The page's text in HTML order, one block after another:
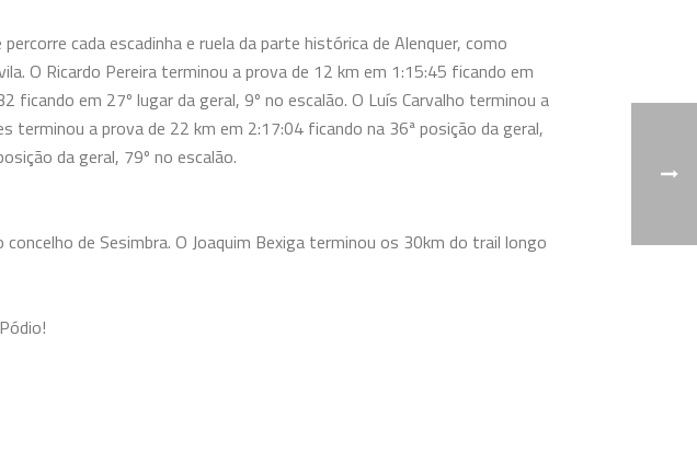
cada escadinha e ruela da parte histórica de Alenquer, como
O Ricardo Pereira terminou a prova de 12 km em 1:15:45 ficando em
ficando em 27º lugar da geral, 9º no escalão. O Luís Carvalho terminou a
terminou a prova de 22 km em 2:17:04 ficando na 36ª posição da geral,
da geral, 79º no escalão.
de Sesimbra. O Joaquim Bexiga terminou os 30km do trail longo